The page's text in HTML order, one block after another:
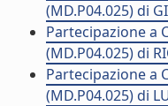
(MD.P04.025) di
Partecipazione a
(MD.P04.025) di
Partecipazione a
(MD.P04.025) di